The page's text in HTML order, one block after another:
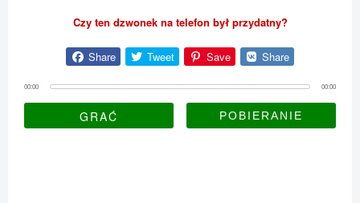
Czy ten dzwonek na telefon był przydatny?
Share Tweet Save Share
00:00 00:00
GRAĆ